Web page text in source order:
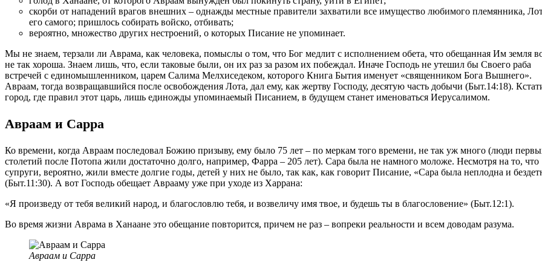
скорби от нападений врагов внешних – однажды местные правители захватили все имущество любимого племянника,
его самого; пришлось собирать войско, отбивать;
вероятно, множество других нестроений, о которых Писание не упоминает.
Мы не знаем, терзали ли Аврама, как человека, помыслы о том, что Бог медлит с исполнением обета, что обещанная Им земля
не так хороша. Знаем лишь, что, если таковые были, он их раз за разом их побеждал. Иначе Господь не утешил бы Своего раба
встречей с единомышленником, царем Салима Мелхиседеком, которого Книга Бытия именует «священником Бога Вышнего».
Авраам, тогда возвращавшийся после освобождения Лота, дал ему, как жертву Господу, десятую часть добычи (Быт.14:18).
город, где правил этот царь, лишь единожды упоминаемый Писанием, в будущем станет именоваться Иерусалимом.
Авраам и Сарра
Ко времени, когда Авраам последовал Божию призыву, ему было 75 лет – по меркам того времени, не так уж много (люди
столетий после Потопа жили достаточно долго, например, Фарра – 205 лет). Сара была не намного моложе. Несмотря на то, что
супруги, вероятно, жили вместе долгие годы, детей у них не было, так как, как говорит Писание, «Сара была неплодна и
(Быт.11:30). А вот Господь обещает Аврааму уже при уходе из Харрана:
«Я произведу от тебя великий народ, и благословлю тебя, и возвеличу имя твое, и будешь ты в благословение» (Быт.12:1).
Во время жизни Аврама в Ханаане это обещание повторится, причем не раз – вопреки реальности и всем доводам разума.
Авраам и Сарра